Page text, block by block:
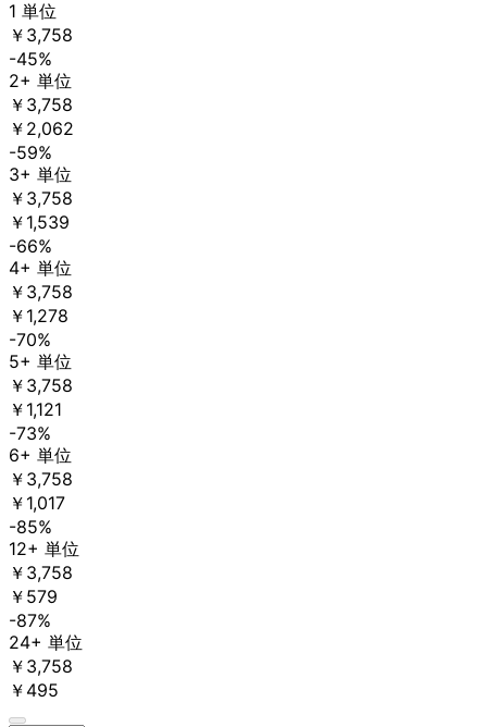
1 単位
￥3,758
-45%
2+ 単位
￥3,758
￥2,062
-59%
3+ 単位
￥3,758
￥1,539
-66%
4+ 単位
￥3,758
￥1,278
-70%
5+ 単位
￥3,758
￥1,121
-73%
6+ 単位
￥3,758
￥1,017
-85%
12+ 単位
￥3,758
￥579
-87%
24+ 単位
￥3,758
￥495